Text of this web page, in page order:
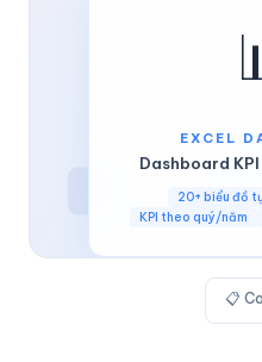
EXCEL
Dashboard
20+ biểu đồ
KPI theo quý/năm
Tổng quan
📋